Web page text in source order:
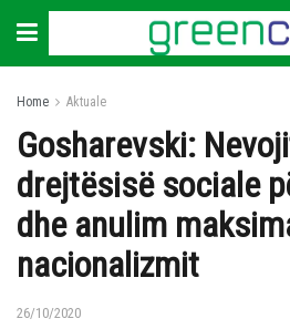
Home Aktuale
Gosharevski:
drejtësisë sociale
dhe anulim
nacionalizmit
26/10/2020